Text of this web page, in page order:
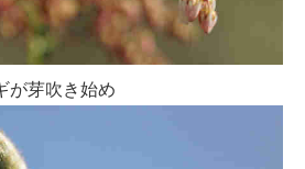
が芽吹き始め